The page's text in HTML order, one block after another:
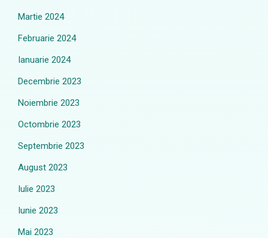
Martie 2024
Februarie 2024
Ianuarie 2024
Decembrie 2023
Noiembrie 2023
Octombrie 2023
Septembrie 2023
August 2023
Iulie 2023
Iunie 2023
Mai 2023